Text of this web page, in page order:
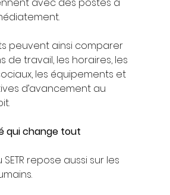
peuvent ainsi comparer
de travail, les horaires, les
les équipements et
d’avancement au
qui change tout
repose aussi sur les